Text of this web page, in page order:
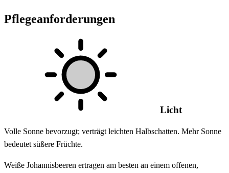
Pflegeanforderungen
Licht
Volle Sonne bevorzugt; verträgt leichten Halbschatten. Mehr Sonne
bedeutet süßere Früchte.
Weiße Johannisbeeren ertragen am besten an einem offenen,